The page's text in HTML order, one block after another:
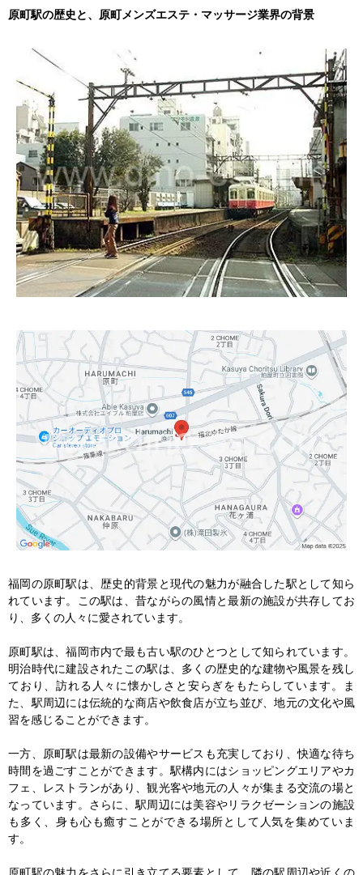
原町駅の歴史と、原町メンズエステ・マッサージ業界の背景
福岡の原町駅は、歴史的背景と現代の魅力が融合した駅として知ら
れています。この駅は、昔ながらの風情と最新の施設が共存してお
り、多くの人々に愛されています。
原町駅は、福岡市内で最も古い駅のひとつとして知られています。
明治時代に建設されたこの駅は、多くの歴史的な建物や風景を残し
ており、訪れる人々に懐かしさと安らぎをもたらしています。ま
た、駅周辺には伝統的な商店や飲食店が立ち並び、地元の文化や風
習を感じることができます。
一方、原町駅は最新の設備やサービスも充実しており、快適な待ち
時間を過ごすことができます。駅構内にはショッピングエリアやカ
フェ、レストランがあり、観光客や地元の人々が集まる交流の場と
なっています。さらに、駅周辺には美容やリラクゼーションの施設
も多く、身も心も癒すことができる場所として人気を集めていま
す。